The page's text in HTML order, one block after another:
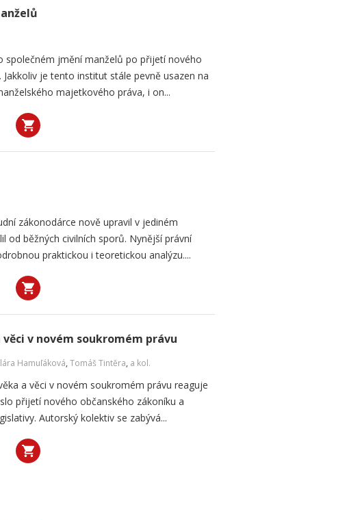
společném jmění manželů po přijetí nového
je tento institut stále pevně usazen na
majetkového práva, i on...
zákonodárce nově upravil v jediném
od běžných civilních sporů. Nynější právní
praktickou i teoretickou analýzu....
v novém soukromém právu
Hamuľáková, Tomáš Tintěra, a kol.
a věci v novém soukromém právu reaguje
přijetí nového občanského zákoníku a
Autorský kolektiv se zabývá...